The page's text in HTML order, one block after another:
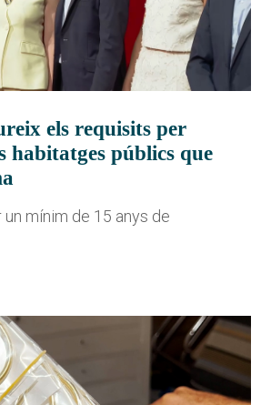
els requisits per
habitatges públics que
mínim de 15 anys de